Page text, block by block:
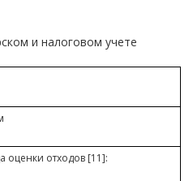
и налоговом учете
оценки отходов [11]: